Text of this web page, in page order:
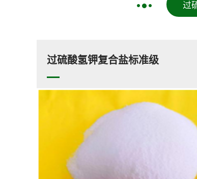
过
过硫酸氢钾复合盐标准级